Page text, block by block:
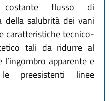
flusso di
della salubrità dei vani
caratteristiche tecnico-
tali da ridurre al
apparente e
preesistenti linee